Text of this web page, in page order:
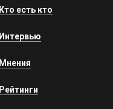
Кто есть кто
Интервью
Мнения
Рейтинги